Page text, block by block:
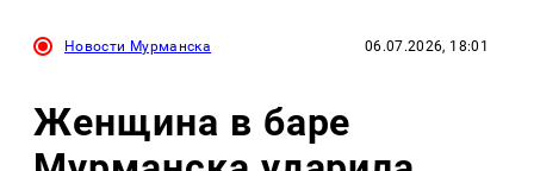
Новости Мурманска 06.07.2026, 18:01
Женщина в баре